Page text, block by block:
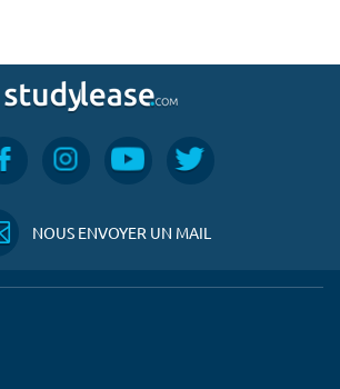
NOUS ENVOYER UN MAIL